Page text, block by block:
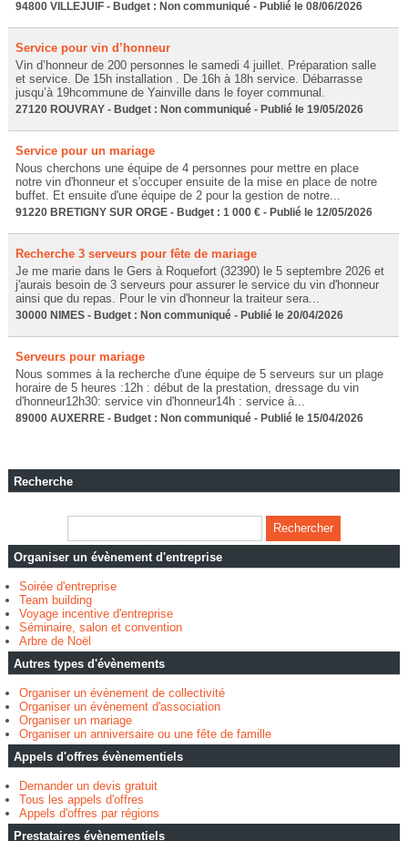
94800 VILLEJUIF - Budget : Non communiqué - Publié le 08/06/2026
Service pour vin d’honneur
Vin d’honneur de 200 personnes le samedi 4 juillet. Préparation salle
et service. De 15h installation . De 16h à 18h service. Débarrasse
jusqu’à 19hcommune de Yainville dans le foyer communal.
27120 ROUVRAY - Budget : Non communiqué - Publié le 19/05/2026
Service pour un mariage
Nous cherchons une équipe de 4 personnes pour mettre en place
notre vin d'honneur et s'occuper ensuite de la mise en place de notre
buffet. Et ensuite d'une équipe de 2 pour la gestion de notre...
91220 BRETIGNY SUR ORGE - Budget : 1 000 € - Publié le 12/05/2026
Recherche 3 serveurs pour fête de mariage
Je me marie dans le Gers à Roquefort (32390) le 5 septembre 2026 et
j'aurais besoin de 3 serveurs pour assurer le service du vin d'honneur
ainsi que du repas. Pour le vin d'honneur la traiteur sera...
30000 NIMES - Budget : Non communiqué - Publié le 20/04/2026
Serveurs pour mariage
Nous sommes à la recherche d'une équipe de 5 serveurs sur un plage
horaire de 5 heures :12h : début de la prestation, dressage du vin
d'honneur12h30: service vin d'honneur14h : service à...
89000 AUXERRE - Budget : Non communiqué - Publié le 15/04/2026
Recherche
Organiser un évènement d'entreprise
Soirée d'entreprise
Team building
Voyage incentive d'entreprise
Séminaire, salon et convention
Arbre de Noël
Autres types d'évènements
Organiser un évènement de collectivité
Organiser un évènement d'association
Organiser un mariage
Organiser un anniversaire ou une fête de famille
Appels d'offres évènementiels
Demander un devis gratuit
Tous les appels d'offres
Appels d'offres par régions
Prestataires évènementiels